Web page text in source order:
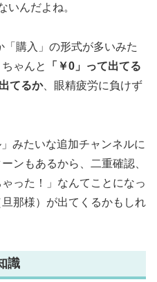
いんだよね。
購入」の形式が多いみた
ゃんと
「￥0」って出てる
てるか、眼精疲労に負けず
みたいな追加チャンネルに
ンもあるから、二重確認、
った！」なんてことになっ
那様）が出てくるかもしれ
識